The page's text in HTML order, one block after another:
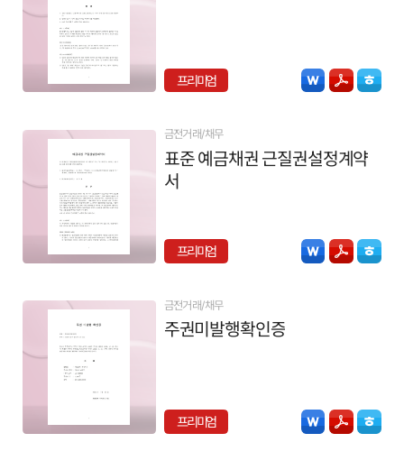
프리미엄
금전거래/채무
표준 예금채권 근질권설정계약
서
프리미엄
금전거래/채무
주권미발행확인증
프리미엄